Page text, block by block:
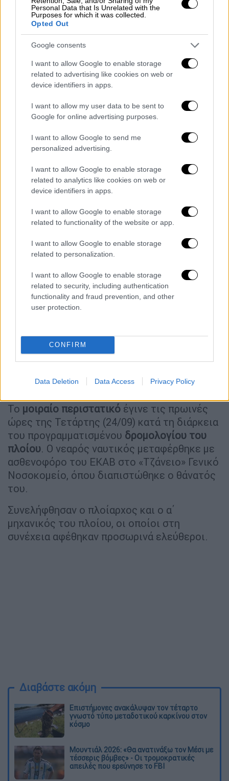
Personal Data that Is Unrelated with the
Purposes for which it was collected.
Opted Out
Google consents
I want to allow Google to enable storage
related to advertising like cookies on web or
device identifiers in apps.
I want to allow my user data to be sent to
Google for online advertising purposes.
I want to allow Google to send me
personalized advertising.
I want to allow Google to enable storage
related to analytics like cookies on web or
device identifiers in apps.
I want to allow Google to enable storage
related to functionality of the website or app.
I want to allow Google to enable storage
related to personalization.
I want to allow Google to enable storage
related to security, including authentication
functionality and fraud prevention, and other
user protection.
CONFIRM
Data Deletion Data Access Privacy Policy
από εκεί.Να ξεκινήσει να κάνει εκεί τη
δουλειά του. Έχω πέσει από τα σύννεφα, δεν
ξέρω τι γίνεται. Πολύ καλό παιδί, είναι ένα
κομμάτι μάλαμα. Τι να σας πω τώρα;
Ότι πριν
από 10 μέρες, πριν φύγει, ήμασταν μαζί και
τρώγαμε και πίναμε . Τι να σας πω; Ότι δεν
μπορώ να το φανταστώ αυτό το πράγμα;
Όλοι είμαστε χαμένοι, δεν ξέρουμε τι γίνεται
πραγματικά. Ήθελε πολύ να πάει, φοβόταν
λόγω του ότι ήταν η πρώτη φορά που θα
πήγαινε στο καράβι και όλα αυτά, αλλά ήθελε
Είπε ακόμα: «Είχε μιλήσει ένα φιλαράκι μου
πολύ καλό, μίλησε μαζί του βιντεοκλήση
“πώς είναι;” του λέει, λέει “φίλε είδες;
Αντέχω”. Γιατίόταν ξεκίνησε να πηγαίνει
είπε: “Είδες; Αντέχω μπορώ, μου βγαίνουν
ωραία εδώ”».
Το μοιραίο περιστατικό έγινε τις πρωινές
ώρες της Τετάρτης (24/09) κατά τη διάρκεια
του προγραμματισμένου δρομολογίου του
πλοίου. Ο νεαρός ναυτικός μεταφέρθηκε με
ασθενοφόρο του ΕΚΑΒ στο «Τζάνειο» Γενικό
Νοσοκομείο, όπου διαπιστώθηκε ο θάνατός
του.
Συνελήφθησαν ο πλοίαρχος και ο α΄
μηχανικός του πλοίου, οι οποίοι στη
συνέχεια αφέθηκαν προσωρινά ελεύθεροι.
Διαβάστε ακόμη
Επιστήμονες ανακάλυψαν τον τέταρτο
γνωστό τύπο μεταδοτικού καρκίνου στον
κόσμο
Μουντιάλ 2026: «Θα ανατινάξω τον Μέσι με
τέσσερις βόμβες» - Οι τρομοκρατικές
απειλές που ερεύνησε το FBI